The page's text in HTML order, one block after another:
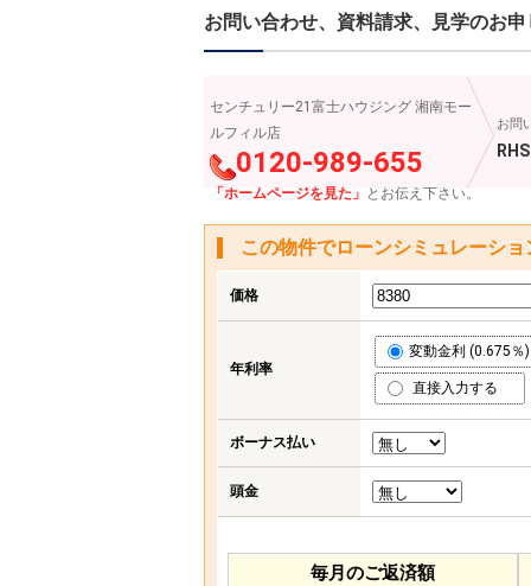
お問い合わせ、資料請求、見学のお
センチュリー21富士ハウジング 湘南モー
ルフィル店
0120-989-655
「ホームページを見た」 とお伝え下さい。
お問
この物件でローンシミュレーショ
価格
年利率
変動金利 (0.675％)
直接入力する
ボーナス払い
頭金
毎月のご返済額